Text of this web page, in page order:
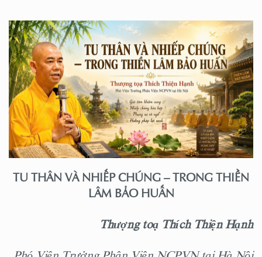
TU THÂN VÀ NHIẾP CHÚNG – TRONG THIỀN
LÂM BẢO HUẤN
Thượng toạ Thích Thiện Hạnh